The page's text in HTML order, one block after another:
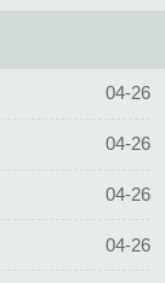
04-26
04-26
04-26
04-26